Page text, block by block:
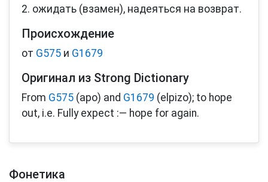
2. ожидать (взамен), надеяться на возврат.
Происхождение
от G575 и G1679
Оригинал из Strong Dictionary
From G575 (apo) and G1679 (elpizo); to hope
out, i.e. Fully expect :— hope for again.
Фонетика